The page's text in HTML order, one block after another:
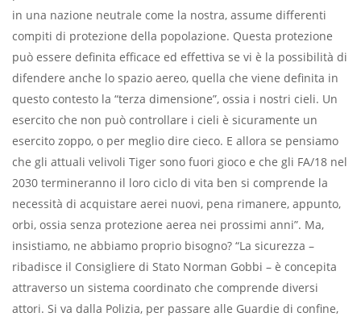
in una nazione neutrale come la nostra, assume differenti
compiti di protezione della popolazione. Questa protezione
può essere definita efficace ed effettiva se vi è la possibilità di
difendere anche lo spazio aereo, quella che viene definita in
questo contesto la “terza dimensione”, ossia i nostri cieli. Un
esercito che non può controllare i cieli è sicuramente un
esercito zoppo, o per meglio dire cieco. E allora se pensiamo
che gli attuali velivoli Tiger sono fuori gioco e che gli FA/18 nel
2030 termineranno il loro ciclo di vita ben si comprende la
necessità di acquistare aerei nuovi, pena rimanere, appunto,
orbi, ossia senza protezione aerea nei prossimi anni”. Ma,
insistiamo, ne abbiamo proprio bisogno? “La sicurezza –
ribadisce il Consigliere di Stato Norman Gobbi – è concepita
attraverso un sistema coordinato che comprende diversi
attori. Si va dalla Polizia, per passare alle Guardie di confine,